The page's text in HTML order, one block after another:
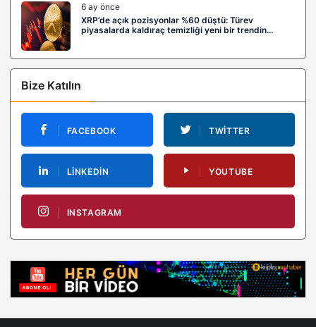
6 ay önce
XRP’de açık pozisyonlar %60 düştü: Türev
piyasalarda kaldıraç temizliği yeni bir trendin
Bize Katılın
FACEBOOK TWITTER
LINKEDIN YOUTUBE
INSTAGRAM